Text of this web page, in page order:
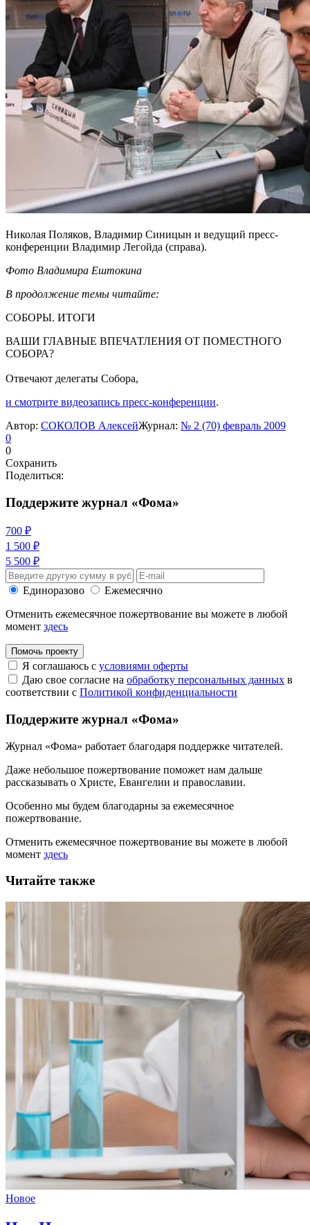
Николая Поляков, Владимир Синицын и ведущий пресс-
конференции Владимир Легойда (справа).
Фото Владимира Ештокина
В продолжение темы читайте:
СОБОРЫ. ИТОГИ
ВАШИ ГЛАВНЫЕ ВПЕЧАТЛЕНИЯ ОТ ПОМЕСТНОГО
СОБОРА?
Отвечают делегаты Собора,
и смотрите видеозапись пресс-конференции.
Автор: СОКОЛОВ АлексейЖурнал: № 2 (70) февраль 2009
0
0
Сохранить
Поделиться:
Поддержите журнал «Фома»
700 ₽
1 500 ₽
5 500 ₽
Единоразово
Ежемесячно
Отменить ежемесячное пожертвование вы можете в любой
момент здесь
Помочь проекту
Я соглашаюсь с условиями оферты
Даю свое согласие на обработку персональных данных в
соответствии с Политикой конфиденциальности
Поддержите журнал «Фома»
Журнал «Фома» работает благодаря поддержке читателей.
Даже небольшое пожертвование поможет нам дальше
рассказывать о Христе, Евангелии и православии.
Особенно мы будем благодарны за ежемесячное
пожертвование.
Отменить ежемесячное пожертвование вы можете в любой
момент здесь
Читайте также
Новое